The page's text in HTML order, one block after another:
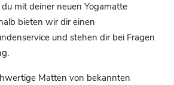
mit deiner neuen Yogamatte
bieten wir dir einen
und stehen dir bei Fragen
Matten von bekannten